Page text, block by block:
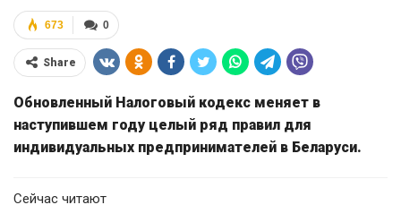
0
673
Share
Обновленный Налоговый кодекс меняет в
наступившем году целый ряд правил для
индивидуальных предпринимателей в Беларуси.
Сейчас читают